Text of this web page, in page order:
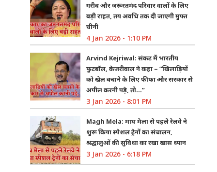
गरीब और जरूरतमंद परिवार वालों के लिए
बड़ी राहत, तय अवधि तक दी जाएगी मुफ्त
चीनी
4 Jan 2026 - 1:10 PM
Arvind Kejriwal: संकट में भारतीय
फुटबॉल, केजरीवाल ने कहा – “खिलाड़ियों
को खेल बचाने के लिए फीफा और सरकार से
अपील करनी पड़े, तो…”
3 Jan 2026 - 8:01 PM
Magh Mela: माघ मेला से पहले रेलवे ने
शुरू किया स्पेशल ट्रेनों का संचालन,
श्रद्धालुओं की सुविधा का रखा खास ध्यान
3 Jan 2026 - 6:18 PM